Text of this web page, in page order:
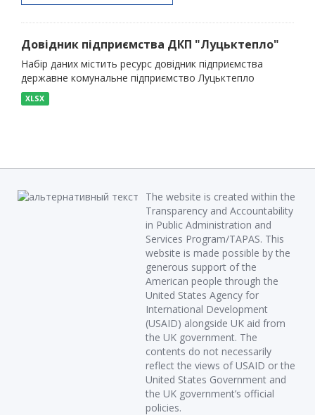
Довідник підприємства ДКП "Луцьктепло"
Набір даних містить ресурс довідник підприємства
державне комунальне підприємство Луцьктепло
XLSX
The website is created within the
Transparency and Accountability
in Public Administration and
Services Program/TAPAS. This
website is made possible by the
generous support of the
American people through the
United States Agency for
International Development
(USAID) alongside UK aid from
the UK government. The
contents do not necessarily
reflect the views of USAID or the
United States Government and
the UK government’s official
policies.